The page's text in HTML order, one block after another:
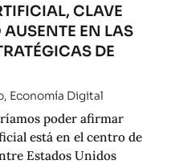
CLAVE
AUSENTE EN LAS
DE
, Economía Digital
poder afirmar
está en el centro de
Estados Unidos